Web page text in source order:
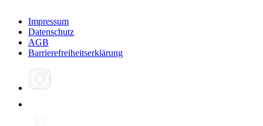
Impressum
Datenschutz
AGB
Barrierefreiheitserklärung